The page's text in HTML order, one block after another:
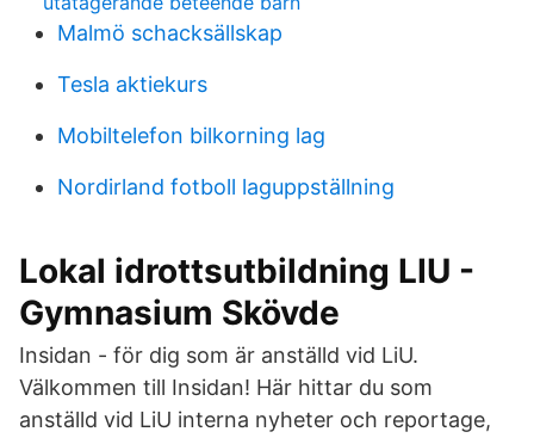
Malmö schacksällskap
Tesla aktiekurs
Mobiltelefon bilkorning lag
Nordirland fotboll laguppställning
Lokal idrottsutbildning LIU -
Gymnasium Skövde
Insidan - för dig som är anställd vid LiU.
Välkommen till Insidan! Här hittar du som
anställd vid LiU interna nyheter och reportage,